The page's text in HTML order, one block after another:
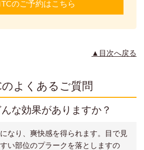
のご予約はこちら
▲目次へ戻る
のよくあるご質問
な効果がありますか？
なり、爽快感を得られます。目で見
い部位のプラークを落としますの